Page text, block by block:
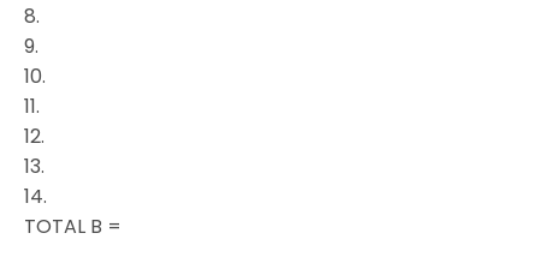
8.
9.
10.
11.
12.
13.
14.
TOTAL B =